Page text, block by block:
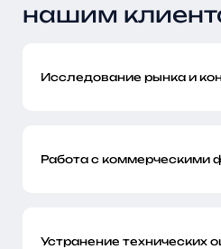
нашим
Исследование рынка и
Работа с коммерческими
Устранение технических